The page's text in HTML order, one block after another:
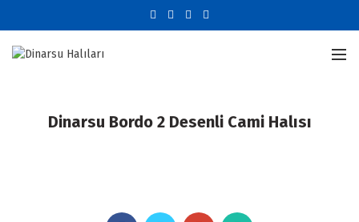
Dinarsu Bordo 2 Desenli Cami Halısı